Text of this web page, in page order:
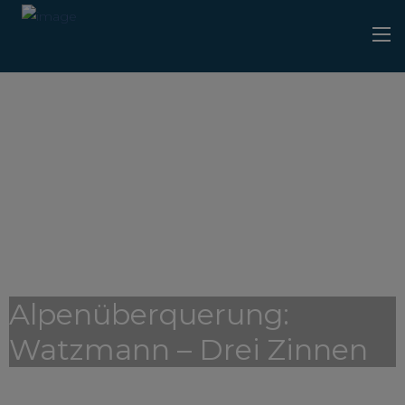
Alpenüberquerung:
Watzmann – Drei Zinnen